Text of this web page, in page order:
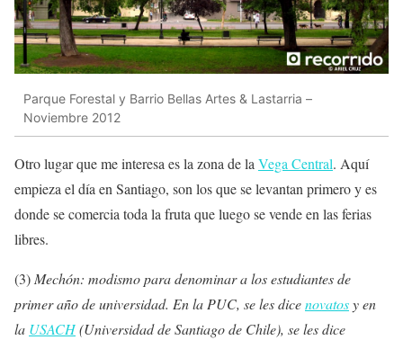
Parque Forestal y Barrio Bellas Artes & Lastarria –
Noviembre 2012
Otro lugar que me interesa es la zona de laVega Central. Aquí
empieza el día en Santiago, son los que se levantan primero y es
donde se comercia toda la fruta que luego se vende en las ferias
libres.
(3)Mechón: modismo para denominar a los estudiantes de
primer año de universidad. En la PUC, se les dicenovatosy en
la USACH(Universidad de Santiago de Chile), se les dice